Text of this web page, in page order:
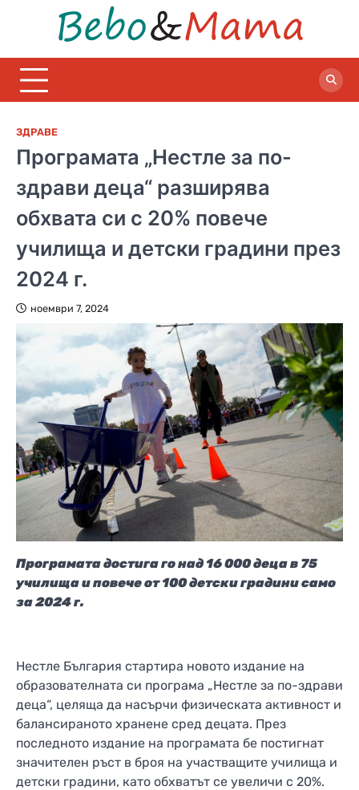
бебета и
майки
ЗДРАВЕ
Програмата „Нестле за по-
здрави деца“ разширява
обхвата си с 20% повече
училища и детски градини през
2024 г.
ноември 7, 2024
Програмата достига го над 16 000 деца в 75
училища и повече от 100 детски градини само
за 2024 г.
Нестле България стартира новото издание на
образователната си програма „Нестле за по-здрави
деца“, целяща да насърчи физическата активност и
балансираното хранене сред децата. През
последното издание на програмата бе постигнат
значителен ръст в броя на участващите училища и
детски градини, като обхватът се увеличи с 20%.